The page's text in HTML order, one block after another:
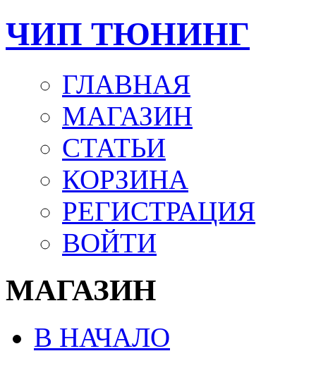
ЧИП ТЮНИНГ
ГЛАВНАЯ
МАГАЗИН
СТАТЬИ
КОРЗИНА
РЕГИСТРАЦИЯ
ВОЙТИ
МАГАЗИН
В НАЧАЛО